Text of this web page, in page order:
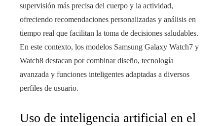
supervisión más precisa del cuerpo y la actividad,
ofreciendo recomendaciones personalizadas y análisis en
tiempo real que facilitan la toma de decisiones saludables.
En este contexto, los modelos Samsung Galaxy Watch7 y
Watch8 destacan por combinar diseño, tecnología
avanzada y funciones inteligentes adaptadas a diversos
perfiles de usuario.
Uso de inteligencia artificial en el